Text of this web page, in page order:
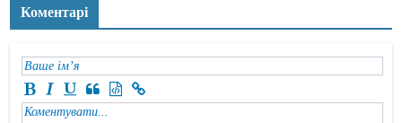
Коментарі